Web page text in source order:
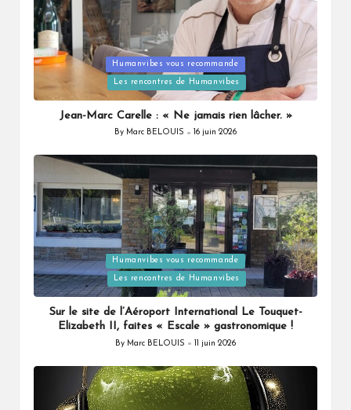
Posted
Humanvibes vous recommande
Les rencontres de Humanvibes
Jean-Marc Carelle : « Ne jamais rien lâcher. »
Posted
By Marc BELOUIS 16 juin 2026
Posted
in
Humanvibes vous recommande
Les rencontres de Humanvibes
Sur le site de l’Aéroport International Le Touquet-
Elizabeth II, faites « Escale » gastronomique !
Posted
By Marc BELOUIS 11 juin 2026